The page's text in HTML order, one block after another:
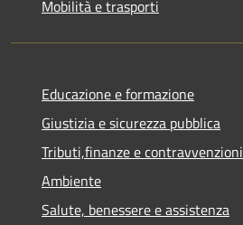
Mobilità e trasporti
Educazione e formazione
Giustizia e sicurezza pubblica
Tributi,finanze e contravvenzioni
Ambiente
Salute, benessere e assistenza